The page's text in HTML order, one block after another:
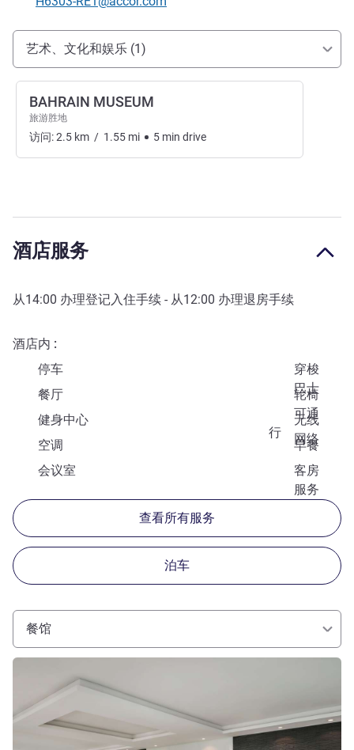
抵达和交通
艺术、文化和娱乐 (1)
BAHRAIN MUSEUM
旅游胜地
访问:2.5 km / 1.55 mi 5 min drive
酒店服务
从14:00 办理登记入住手续 - 从12:00 办理退房手续
酒店内
停车
穿梭
巴士
餐厅
轮椅
可通
行
健身中心
无线
网络
空调
早餐
会议室
客房
服务
查看所有服务
泊车
餐馆
请参阅详情